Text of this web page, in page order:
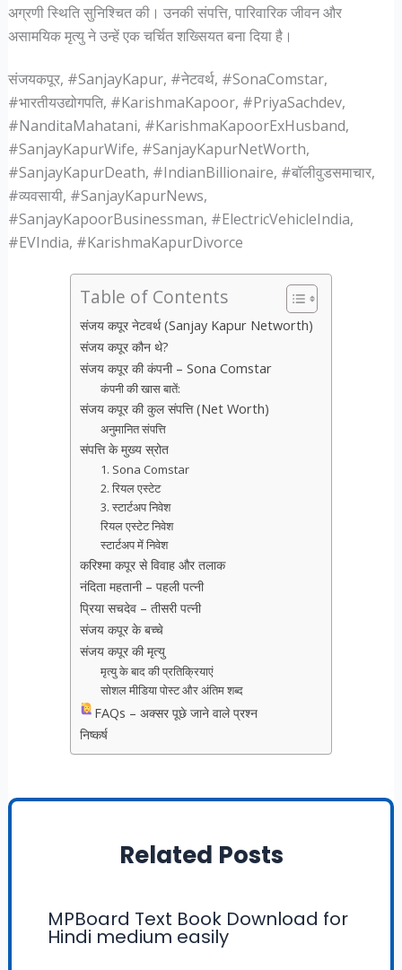
अग्रणी स्थिति सुनिश्चित की। उनकी संपत्ति, पारिवारिक जीवन और
असामयिक मृत्यु ने उन्हें एक चर्चित शख्सियत बना दिया है।
संजयकपूर, #SanjayKapur, #नेटवर्थ, #SonaComstar,
#भारतीयउद्योगपति, #KarishmaKapoor, #PriyaSachdev,
#NanditaMahatani, #KarishmaKapoorExHusband,
#SanjayKapurWife, #SanjayKapurNetWorth,
#SanjayKapurDeath, #IndianBillionaire, #बॉलीवुडसमाचार,
#व्यवसायी, #SanjayKapurNews,
#SanjayKapoorBusinessman, #ElectricVehicleIndia,
#EVIndia, #KarishmaKapurDivorce
Table of Contents
संजय कपूर नेटवर्थ (Sanjay Kapur Networth)
संजय कपूर कौन थे?
संजय कपूर की कंपनी – Sona Comstar
कंपनी की खास बातें:
संजय कपूर की कुल संपत्ति (Net Worth)
अनुमानित संपत्ति
संपत्ति के मुख्य स्रोत
1. Sona Comstar
2. रियल एस्टेट
3. स्टार्टअप निवेश
रियल एस्टेट निवेश
स्टार्टअप में निवेश
करिश्मा कपूर से विवाह और तलाक
नंदिता महतानी – पहली पत्नी
प्रिया सचदेव – तीसरी पत्नी
संजय कपूर के बच्चे
संजय कपूर की मृत्यु
मृत्यु के बाद की प्रतिक्रियाएं
सोशल मीडिया पोस्ट और अंतिम शब्द
FAQs – अक्सर पूछे जाने वाले प्रश्न
निष्कर्ष
Related Posts
MPBoard Text Book Download for
Hindi medium easily